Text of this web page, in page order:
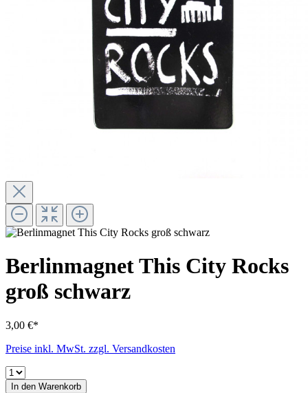
Berlinmagnet This City Rocks
groß schwarz
3,00 €*
Preise inkl. MwSt. zzgl. Versandkosten
In den Warenkorb